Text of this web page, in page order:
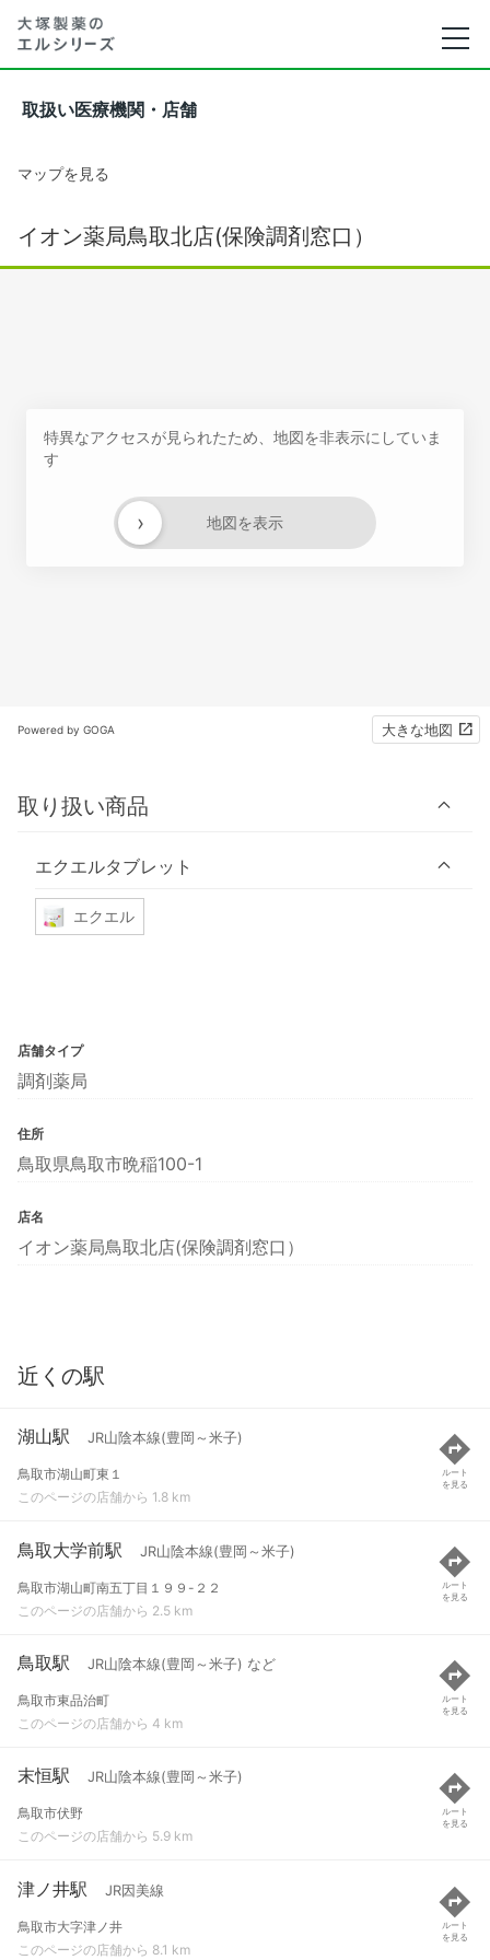
取扱い医療機関・店舗
マップを見る
イオン薬局鳥取北店(保険調剤窓口）
特異なアクセスが見られたため、地図を非表示にしていま
す
地図を表示
›
Powered by GOGA 大きな地図
取り扱い商品
エクエルタブレット
エクエル
店舗タイプ
調剤薬局
住所
鳥取県鳥取市晩稲100-1
店名
イオン薬局鳥取北店(保険調剤窓口）
近くの駅
湖山駅 JR山陰本線(豊岡～米子)
鳥取市湖山町東１
このページの店舗から 1.8 km
ルート
を見る
鳥取大学前駅 JR山陰本線(豊岡～米子)
鳥取市湖山町南五丁目１９９-２２
このページの店舗から 2.5 km
ルート
を見る
鳥取駅 JR山陰本線(豊岡～米子) など
鳥取市東品治町
このページの店舗から 4 km
ルート
を見る
末恒駅 JR山陰本線(豊岡～米子)
鳥取市伏野
このページの店舗から 5.9 km
ルート
を見る
津ノ井駅 JR因美線
鳥取市大字津ノ井
このページの店舗から 8.1 km
ルート
を見る